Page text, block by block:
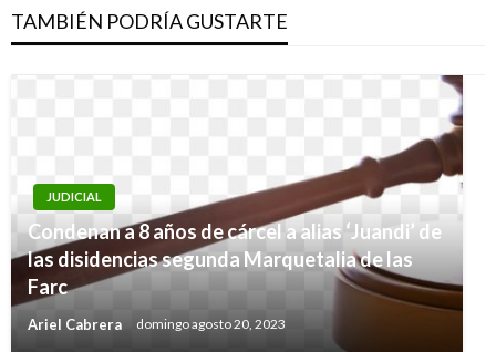
TAMBIÉN PODRÍA GUSTARTE
JUDICIAL
Condenan a 8 años de cárcel a alias ‘Juandi’ de
las disidencias segunda Marquetalia de las
Farc
Ariel Cabrera domingo agosto 20, 2023